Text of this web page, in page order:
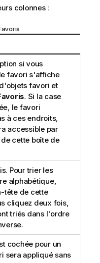
colonnes :
si vous
favori s'affiche
favori et
. Si la case
le favori
à ces endroits,
accessible par
cette boîte de
Pour trier les
alphabétique,
tête de cette
cliquez deux fois,
triés dans l'ordre
cochée pour un
sera appliqué sans